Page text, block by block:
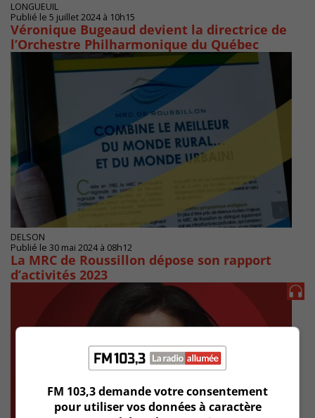
LONGUEUIL
Publié le 5 juillet 2024 à 10h15
Véronique Bugeaud devient la directrice de
l’Orchestre Philharmonique du Québec
DELSON
Publié le 30 mai 2024 à 08h12
La MRC de Roussillon dépose son rapport
d’activités 2023
FM 103,3 demande votre consentement
pour utiliser vos données à caractère